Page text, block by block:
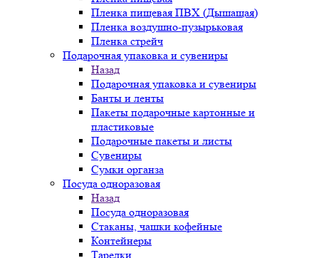
Пленка пищевая ПВХ (Дышащая)
Пленка воздушно-пузырьковая
Пленка стрейч
Подарочная упаковка и сувениры
Назад
Подарочная упаковка и сувениры
Банты и ленты
Пакеты подарочные картонные и
пластиковые
Подарочные пакеты и листы
Сувениры
Сумки органза
Посуда одноразовая
Назад
Посуда одноразовая
Стаканы, чашки кофейные
Контейнеры
Тарелки